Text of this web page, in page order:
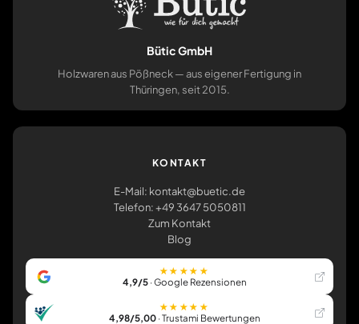
Bütic GmbH
Holzwaren aus Pößneck — aus eigener Fertigung in
Thüringen, seit 2015.
KONTAKT
E-Mail: kontakt@buetic.de
Telefon: +49 3647 5050811
Zum Kontakt
Blog
★★★★★
4,9/5· Google Rezensionen
★★★★★
4,98/5,00· Trustami Bewertungen